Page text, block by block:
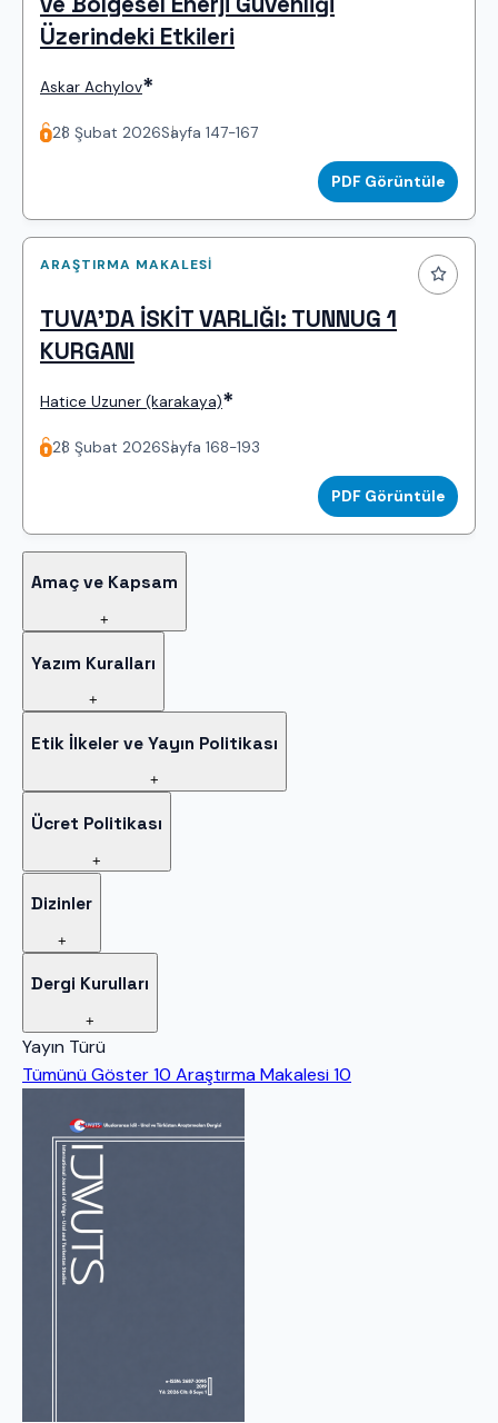
Üzerindeki Etkileri
Askar Achylov*
28 Şubat 2026Sayfa 147-167
PDF Görüntüle
ARAŞTIRMA MAKALESI
TUVA’DA İSKİT VARLIĞI: TUNNUG 1
KURGANI
Hatice Uzuner (karakaya)*
28 Şubat 2026Sayfa 168-193
PDF Görüntüle
Amaç ve Kapsam
+
Yazım Kuralları
+
Etik İlkeler ve Yayın Politikası
+
Ücret Politikası
+
Dizinler
+
Dergi Kurulları
+
Yayın Türü
Tümünü Göster10 Araştırma Makalesi10